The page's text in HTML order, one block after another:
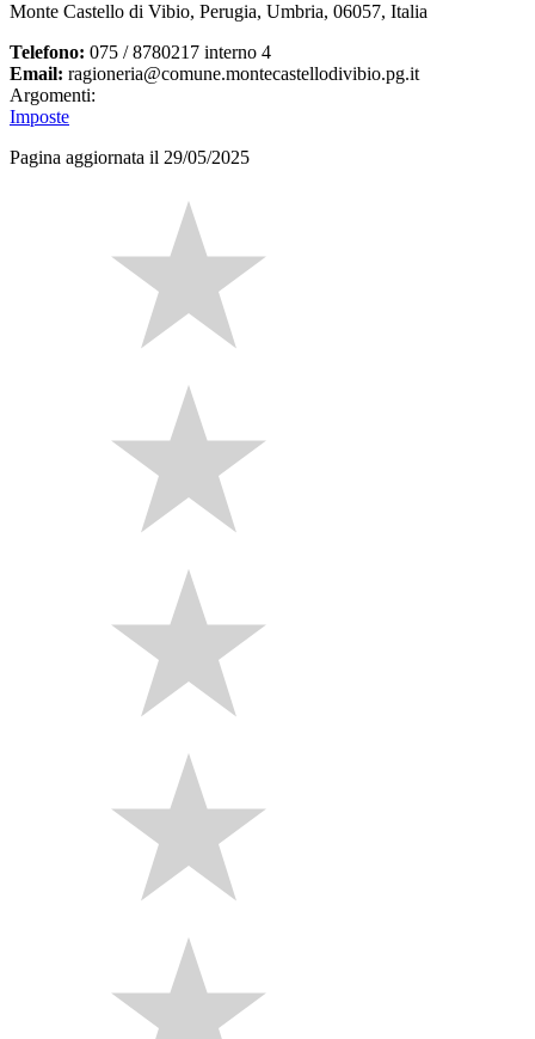
Monte Castello di Vibio, Perugia, Umbria, 06057, Italia
Telefono: 075 / 8780217 interno 4
Email: ragioneria@comune.montecastellodivibio.pg.it
Argomenti:
Imposte
Pagina aggiornata il 29/05/2025